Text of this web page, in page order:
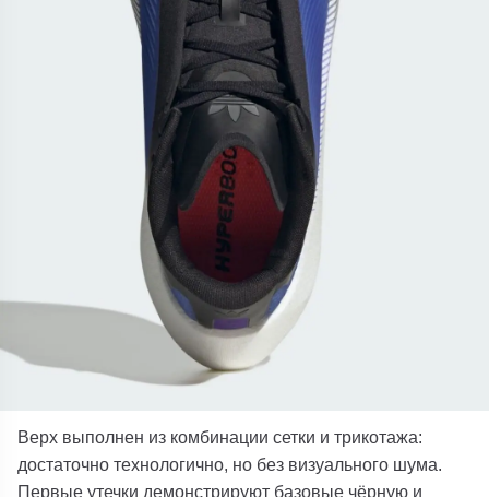
Верх выполнен из комбинации сетки и трикотажа:
достаточно технологично, но без визуального шума.
Первые утечки демонстрируют базовые чёрную и